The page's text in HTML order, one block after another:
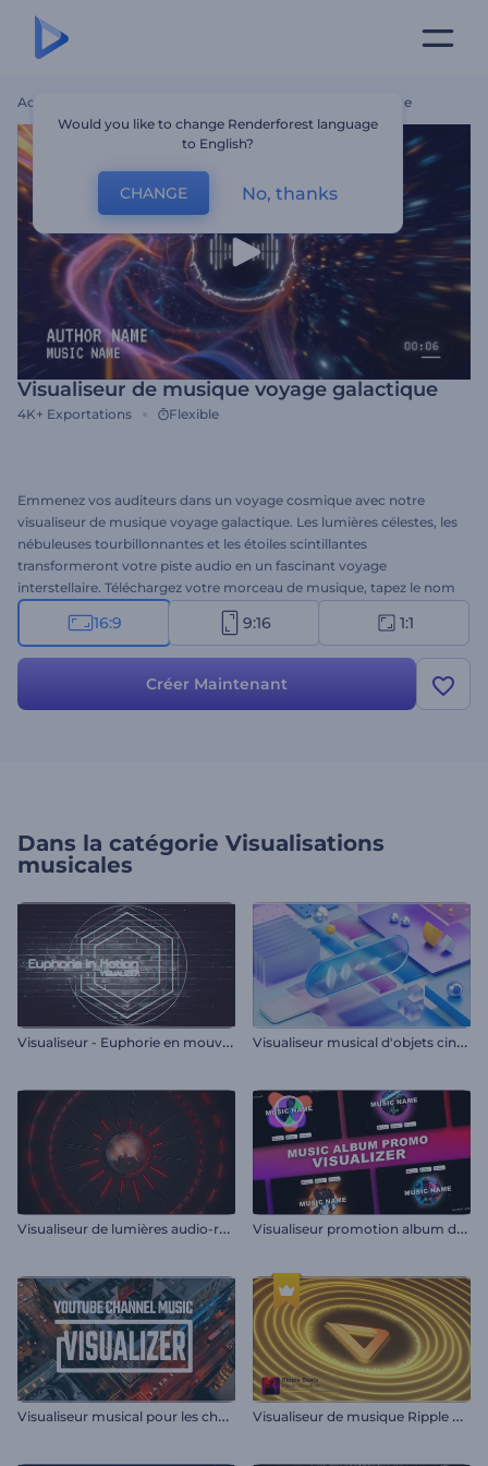
Accueil Visualiseur De Musique Voyage Galactique
Visualiseur de musique voyage galactique
4K+ Exportations Flexible
Emmenez vos auditeurs dans un voyage cosmique avec notre
visualiseur de musique voyage galactique. Les lumières célestes, les
nébuleuses tourbillonnantes et les étoiles scintillantes
transformeront votre piste audio en un fascinant voyage
interstellaire. Téléchargez votre morceau de musique, tapez le nom
de la chanson et laissez les galaxies illimitées agrandir votre base de
fans. Parfait pour les musiciens, les DJ, les producteurs de musique
YouTube. Créez dès maintenant et lancez votre musique avec des
16:9 9:16 1:1
Créer Maintenant
Dans la catégorie Visualisations
musicales
V
isualiseur - Euphorie en mouvement V
isualiseur musical d'objets cinétiques
V
isualiseur de lumières audio-réactives V
isualiseur promotion album de musique
V
isualiseur musical pour les chaînes YouTube V
isualiseur de musique Ripple Beats
Would you like to change Renderforest language
to English?
CHANGE No, thanks